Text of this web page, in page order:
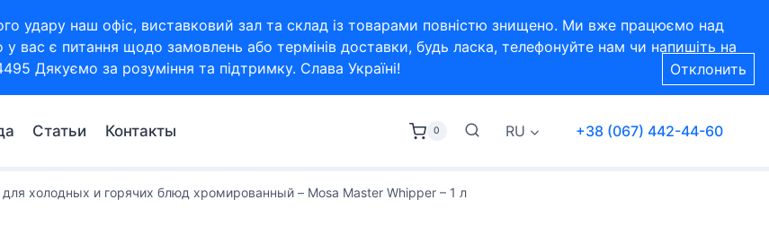
удару наш офіс, виставковий зал та склад із товарами повністю знищено. Ми вже працюємо над
вас є питання щодо замовлень або термінів доставки, будь ласка, телефонуйте нам чи напишіть на
Дякуємо за розуміння та підтримку. Слава Україні!
Отклонить
Статьи Контакты 0 RU +38 (067) 442-44-60
холодных и горячих блюд хромированный – Mosa Master Whipper – 1 л